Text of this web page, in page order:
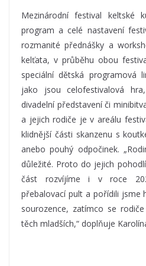
Mezinárodní festival keltské
program a celé nastavení
rozmanité přednášky a
kelťata, v průběhu obou
speciální dětská programová
jako jsou celofestivalová
divadelní představení či
a jejich rodiče je v areálu
klidnější části skanzenu s
anebo pouhý odpočinek.
důležité. Proto do jejich
část rozvíjíme i v roce
přebalovací pult a pořídili jsme
sourozence, zatímco se
těch mladších,“ doplňuje